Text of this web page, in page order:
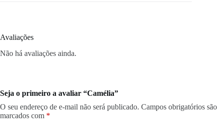
Avaliações
Não há avaliações ainda.
Seja o primeiro a avaliar “Camélia”
O seu endereço de e-mail não será publicado. Campos obrigatórios são
marcados com *